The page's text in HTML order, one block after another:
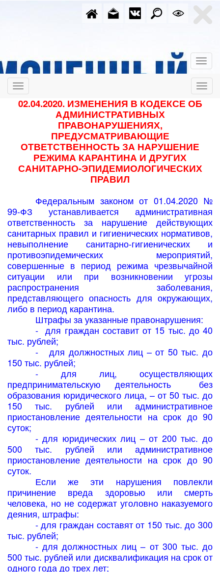
02.04.2020. ИЗМЕНЕНИЯ В КОДЕКСЕ ОБ
АДМИНИСТРАТИВНЫХ
ПРАВОНАРУШЕНИЯХ,
ПРЕДУСМАТРИВАЮЩИЕ
ОТВЕТСТВЕННОСТЬ ЗА НАРУШЕНИЕ
РЕЖИМА КАРАНТИНА И ДРУГИХ
САНИТАРНО-ЭПИДЕМИОЛОГИЧЕСКИХ
ПРАВИЛ
Федеральным законом от 01.04.2020 №
99-ФЗ устанавливается административная
ответственность за нарушение действующих
санитарных правил и гигиенических нормативов,
невыполнение санитарно-гигиенических и
противоэпидемических мероприятий,
совершенные в период режима чрезвычайной
ситуации или при возникновении угрозы
распространения заболевания,
представляющего опасность для окружающих,
либо в период карантина.
Штрафы за указанные правонарушения:
- для граждан составит от 15 тыс. до 40
тыс. рублей;
-
для должностных лиц – от 50 тыс. до
150 тыс. рублей;
- для лиц, осуществляющих
предпринимательскую деятельность
без
образования юридического лица, – от 50 тыс. до
150 тыс. рублей или административное
приостановление деятельности на срок до 90
суток;
- для юридических лиц – от 200 тыс. до
500 тыс. рублей или административное
приостановление деятельности на срок до 90
суток.
Если же эти нарушения повлекли
причинение вреда здоровью или смерть
человека, но не содержат уголовно наказуемого
деяния, штрафы:
- для граждан составят от 150 тыс. до 300
тыс. рублей;
- для должностных лиц – от 300 тыс. до
500 тыс. рублей или дисквалификация на срок от
одного года до трех лет;